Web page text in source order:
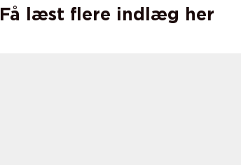
Få læst flere indlæg her